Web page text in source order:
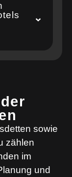
sowie
zählen
im
und